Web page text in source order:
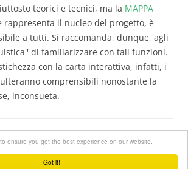
Got it!
ensure you get the best experience on our website.
teorici e tecnici, ma la MAPPA
rappresenta il nucleo del progetto, è
a tutti. Si raccomanda, dunque, agli
di familiarizzare con tali funzioni.
con la carta interattiva, infatti, i
comprensibili nonostante la
inconsueta.
dei dati-Contatto-Concessione di